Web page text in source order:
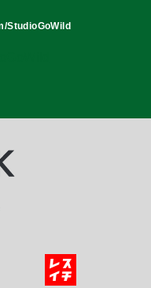
StudioGoWild